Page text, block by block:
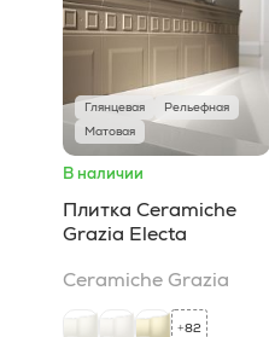
Глянцевая
Рельефная
Матовая
В наличии
Плитка Ceramiche
Grazia Electa
Ceramiche Grazia
+82